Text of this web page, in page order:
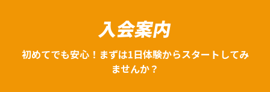
入会案内
初めてでも安心！まずは1日体験からスタートしてみ
ませんか？